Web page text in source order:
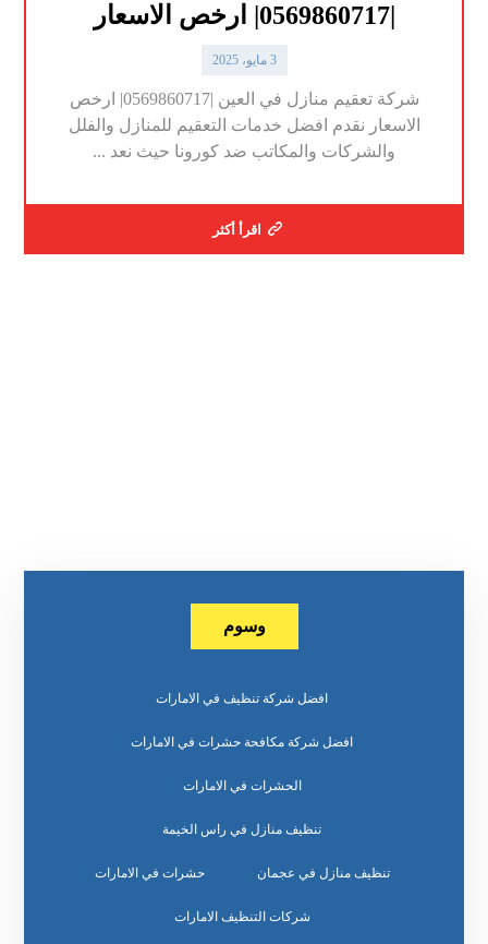
|0569860717| ارخص الاسعار
3 مايو، 2025
شركة تعقيم منازل في العين |0569860717| ارخص
الاسعار نقدم افضل خدمات التعقيم للمنازل والفلل
والشركات والمكاتب ضد كورونا حيث نعد ...
اقرأ أكثر
وسوم
افضل شركة تنظيف في الامارات
افضل شركة مكافحة حشرات في الامارات
الحشرات في الامارات
تنظيف منازل في راس الخيمة
تنظيف منازل في عجمان حشرات في الامارات
شركات التنظيف الامارات